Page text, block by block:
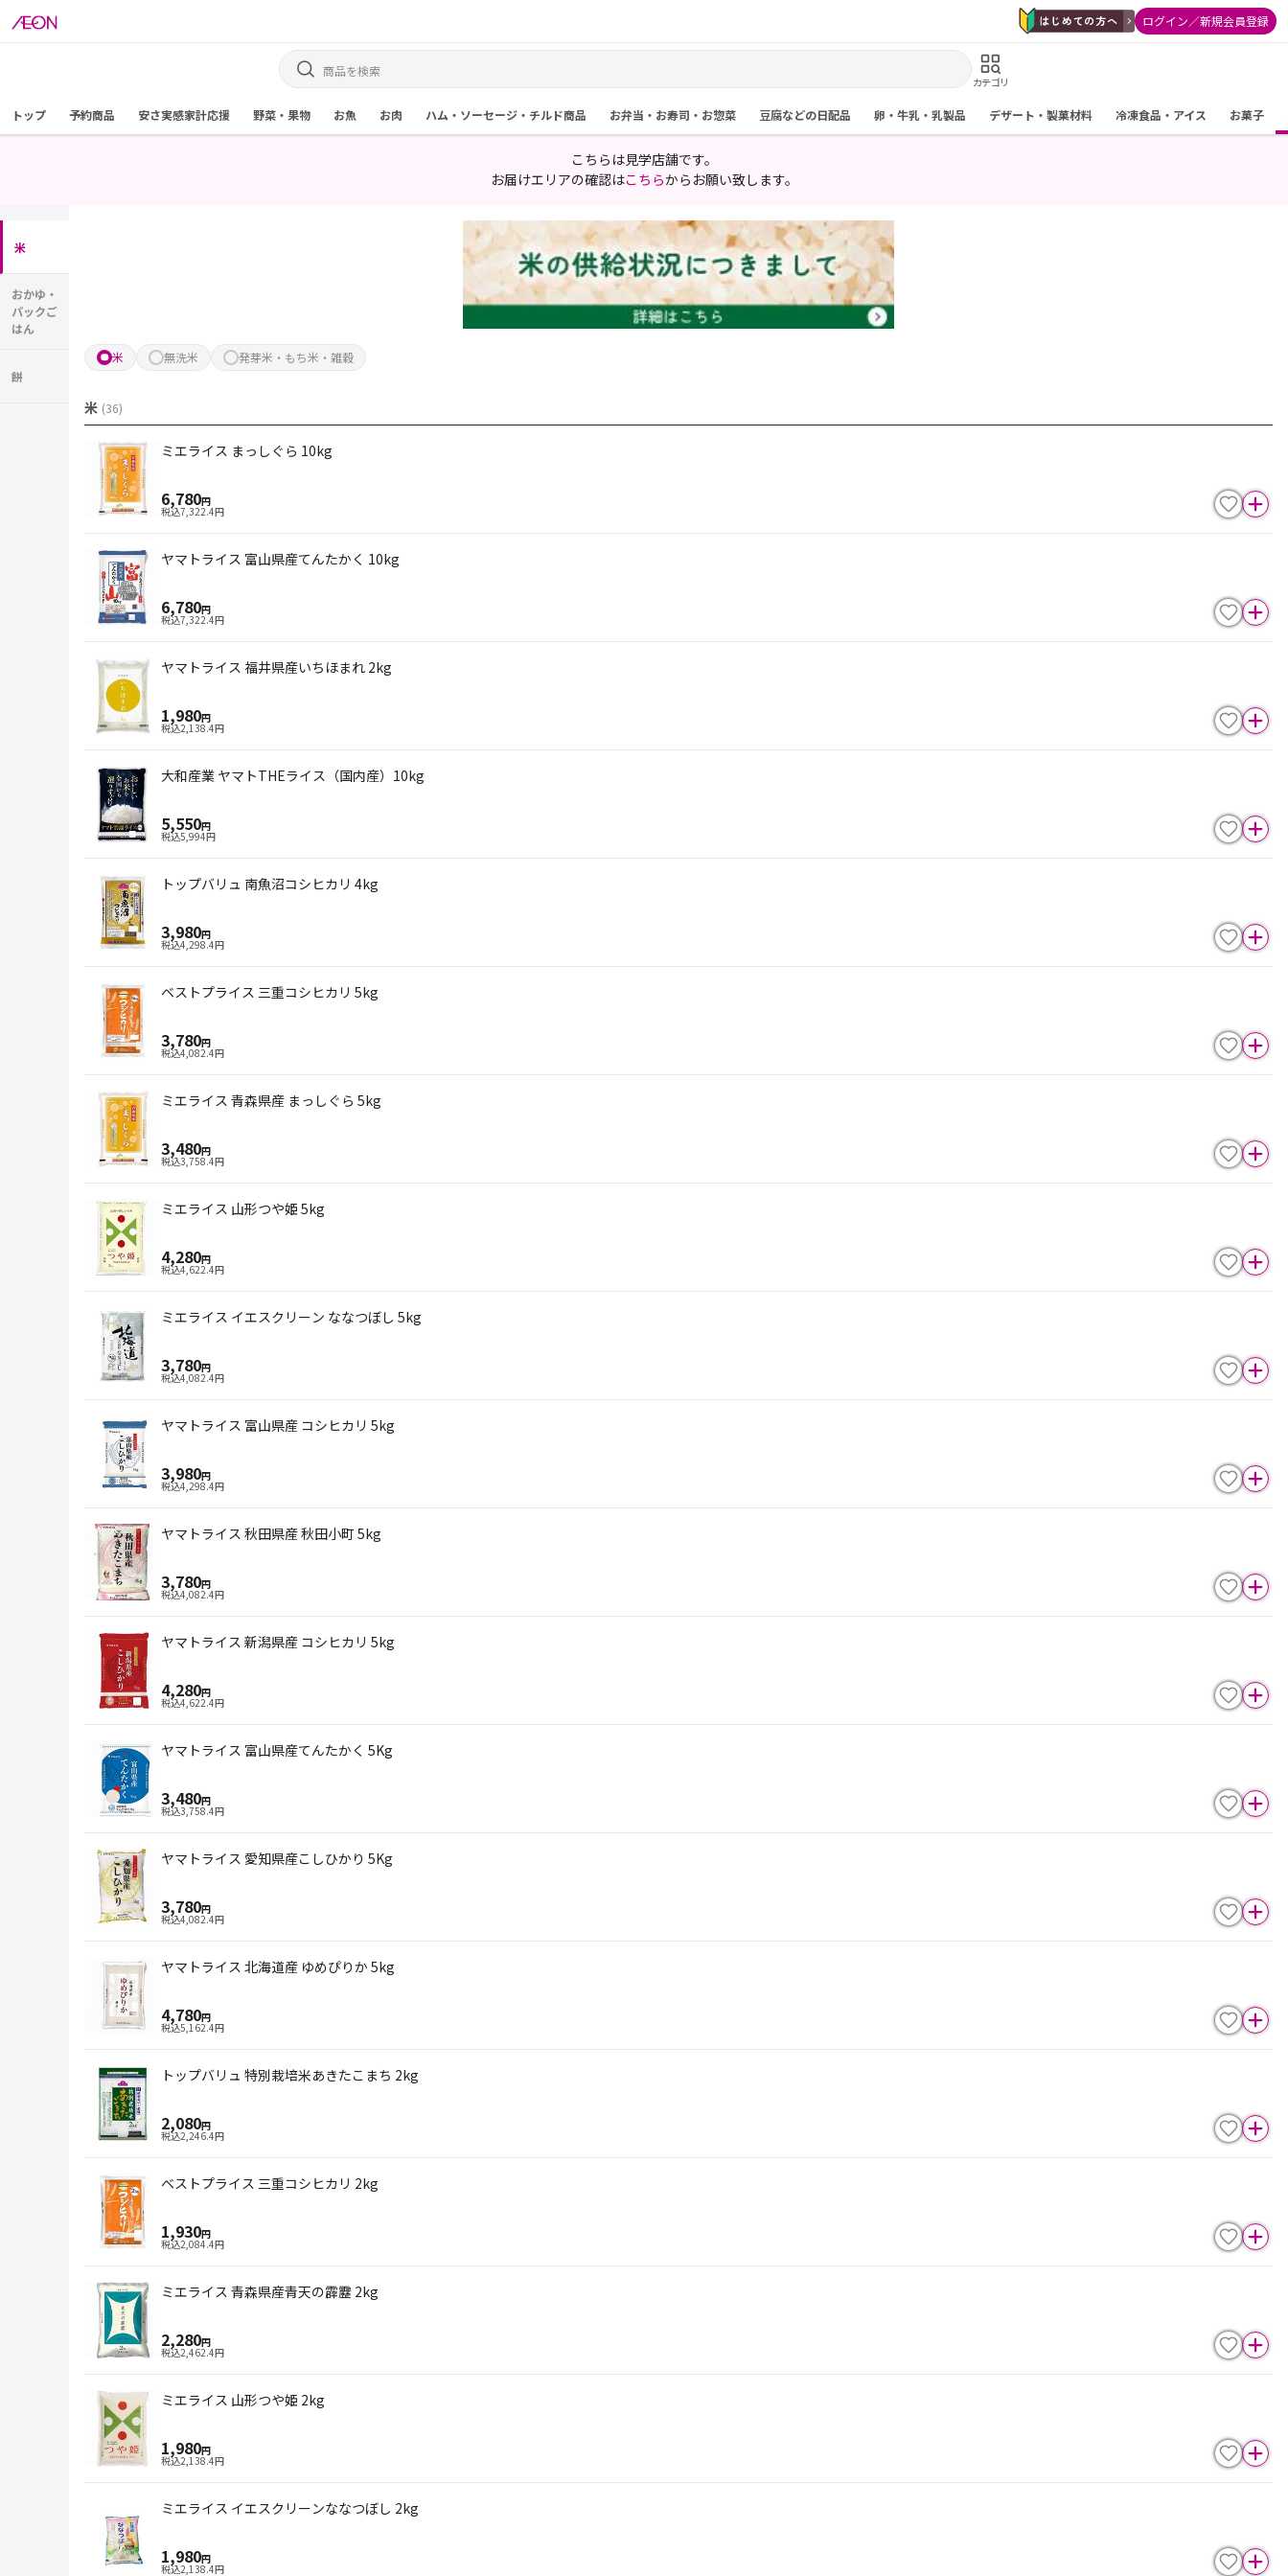
ログイン／新規会員登録
カテゴリ
トップ 予約商品 安さ実感家計応援 野菜・果物 お魚 お肉 ハム・ソーセージ・チルド商品 お弁当・お寿司・お惣菜 豆腐などの日配品 卵・牛乳・乳製品 デザート・製菓材料 冷凍食品・アイス お菓子
こちらは見学店舗です。
お届けエリアの確認はこちらからお願い致します。
米
おかゆ・
パックご
はん
餅
米 無洗米 発芽米・もち米・雑穀
米 (36)
ミエライス まっしぐら 10kg
6,780円
税込7,322.4円
ヤマトライス 富山県産てんたかく 10kg
6,780円
税込7,322.4円
ヤマトライス 福井県産いちほまれ 2kg
1,980円
税込2,138.4円
大和産業 ヤマトTHEライス（国内産）10kg
5,550円
税込5,994円
トップバリュ 南魚沼コシヒカリ 4kg
3,980円
税込4,298.4円
ベストプライス 三重コシヒカリ 5kg
3,780円
税込4,082.4円
ミエライス 青森県産 まっしぐら 5kg
3,480円
税込3,758.4円
ミエライス 山形つや姫 5kg
4,280円
税込4,622.4円
ミエライス イエスクリーン ななつぼし 5kg
3,780円
税込4,082.4円
ヤマトライス 富山県産 コシヒカリ 5kg
3,980円
税込4,298.4円
ヤマトライス 秋田県産 秋田小町 5kg
3,780円
税込4,082.4円
ヤマトライス 新潟県産 コシヒカリ 5kg
4,280円
税込4,622.4円
ヤマトライス 富山県産てんたかく 5Kg
3,480円
税込3,758.4円
ヤマトライス 愛知県産こしひかり 5Kg
3,780円
税込4,082.4円
ヤマトライス 北海道産 ゆめぴりか 5kg
4,780円
税込5,162.4円
トップバリュ 特別栽培米あきたこまち 2kg
2,080円
税込2,246.4円
ベストプライス 三重コシヒカリ 2kg
1,930円
税込2,084.4円
ミエライス 青森県産青天の霹靂 2kg
2,280円
税込2,462.4円
ミエライス 山形つや姫 2kg
1,980円
税込2,138.4円
ミエライス イエスクリーンななつぼし 2kg
1,980円
税込2,138.4円